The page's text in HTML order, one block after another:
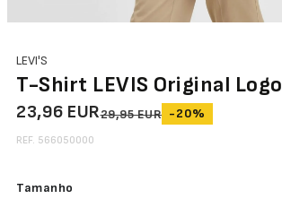
LEVI'S
T-Shirt LEVIS Original Logo
23,96 EUR29,95 EUR -20%
REF. 566050000
Tamanho